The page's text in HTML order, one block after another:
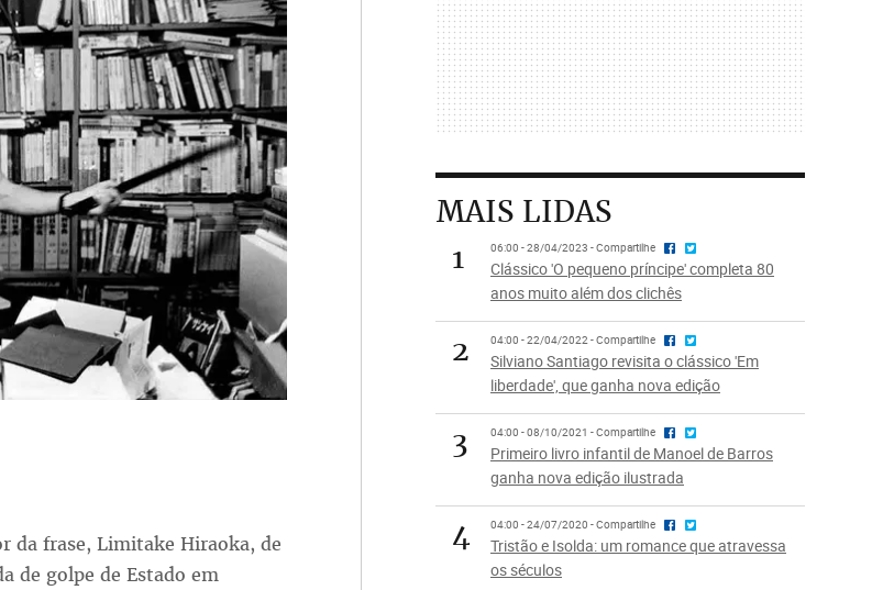
da frase, Limitake Hiraoka, de
de golpe de Estado em
MAIS LIDAS
1
06:00 - 28/04/2023 - Compartilhe
Clássico 'O pequeno príncipe' completa 80
anos muito além dos clichês
2 04:00 - 22/04/2022 - Compartilhe
Silviano Santiago revisita o clássico 'Em
liberdade', que ganha nova edição
3 04:00 - 08/10/2021 - Compartilhe
Primeiro livro infantil de Manoel de Barros
ganha nova edição ilustrada
4 04:00 - 24/07/2020 - Compartilhe
Tristão e Isolda: um romance que atravessa
os séculos